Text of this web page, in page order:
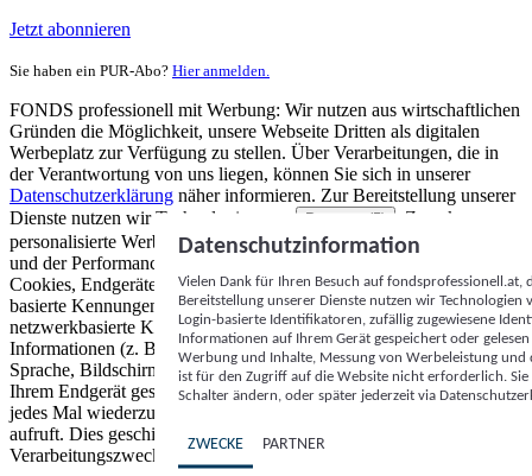
Jetzt abonnieren
Sie haben ein PUR-Abo? Hier anmelden.
FONDS professionell mit Werbung: Wir nutzen aus wirtschaftlichen
Gründen die Möglichkeit, unsere Webseite Dritten als digitalen
Werbeplatz zur Verfügung zu stellen. Über Verarbeitungen, die in
der Verantwortung von uns liegen, können Sie sich in unserer
Datenschutzerklärung näher informieren. Zur Bereitstellung unserer
Dienste nutzen wir Technologien von
Partnern (5)
. Zwecke:
personalisierte Werbung und Inhalte, Messung von Werbeleistung
und der Performance von Inhalten sowie Zielgruppenforschung.
Cookies, Endgeräte- oder ähnliche Online-Kennungen (z. B. login-
basierte Kennungen, zufällig generierte Kennungen,
netzwerkbasierte Kennungen) können zusammen mit anderen
Informationen (z. B. Browsertyp und Browserinformationen,
Sprache, Bildschirmgröße, unterstützte Technologien usw.) auf
Ihrem Endgerät gespeichert oder von dort ausgelesen werden, um es
jedes Mal wiederzuerkennen, wenn es eine App oder einer Webseite
aufruft. Dies geschieht für einen oder mehrere der hier aufgeführten
Verarbeitungszwecke.
Datenschutzinformation
Vielen Dank für Ihren Besuch auf
Bereitstellung unserer Dienste nutzen wir Technologien
Login-basierte Identifikatoren, zufällig zugewiesene
Informationen auf Ihrem Gerät gespeichert oder
Werbung und Inhalte, Messung von Werbeleistung
ist für den Zugriff auf die Website nicht erforderlich.
Schalter ändern, oder später jederzeit via
ZWECKE PARTNER